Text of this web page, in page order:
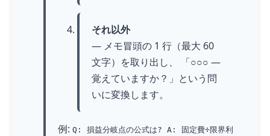
それ以外
— メモ冒頭の 1 行（最大 60
文字）を取り出し、 「○○○ —
覚えていますか？」という問
いに変換します。
例: Q: 損益分岐点の公式は? A: 固定費÷限界利